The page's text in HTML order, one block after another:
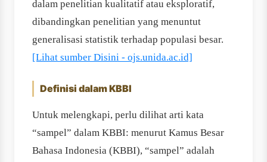
dalam penelitian kualitatif atau eksploratif,
dibandingkan penelitian yang menuntut
generalisasi statistik terhadap populasi besar.
[Lihat sumber Disini - ojs.unida.ac.id]
Definisi dalam KBBI
Untuk melengkapi, perlu dilihat arti kata
“sampel” dalam KBBI: menurut Kamus Besar
Bahasa Indonesia (KBBI), “sampel” adalah